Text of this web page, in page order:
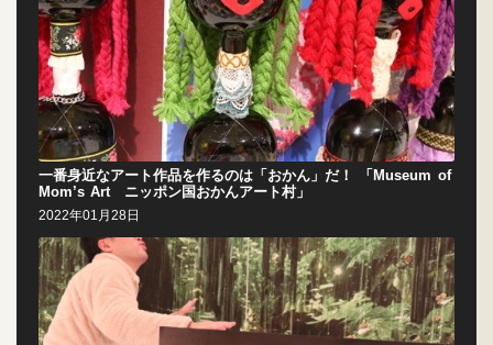
一番身近なアート作品を作るのは「おかん」だ！ 「Museum of
Mom’s Art ニッポン国おかんアート村」
2022年01月28日